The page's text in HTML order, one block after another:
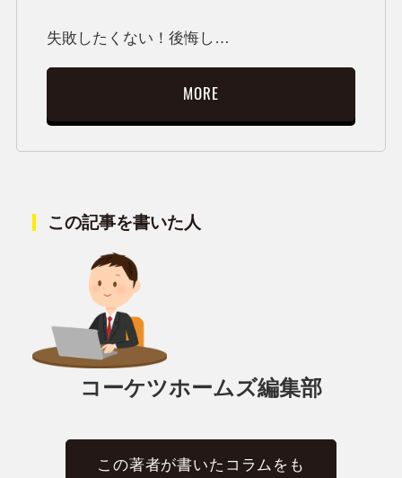
失敗したくない！後悔し…
MORE
この記事を書いた人
コーケツホームズ編集部
この著者が書いたコラムをも